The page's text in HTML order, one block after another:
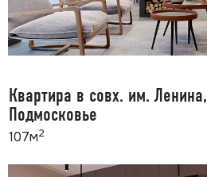
107м2
Квартира в совх. им. Ленина,
Подмосковье